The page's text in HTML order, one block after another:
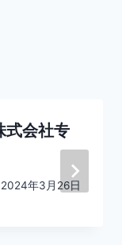
会社专
2024年3月26日